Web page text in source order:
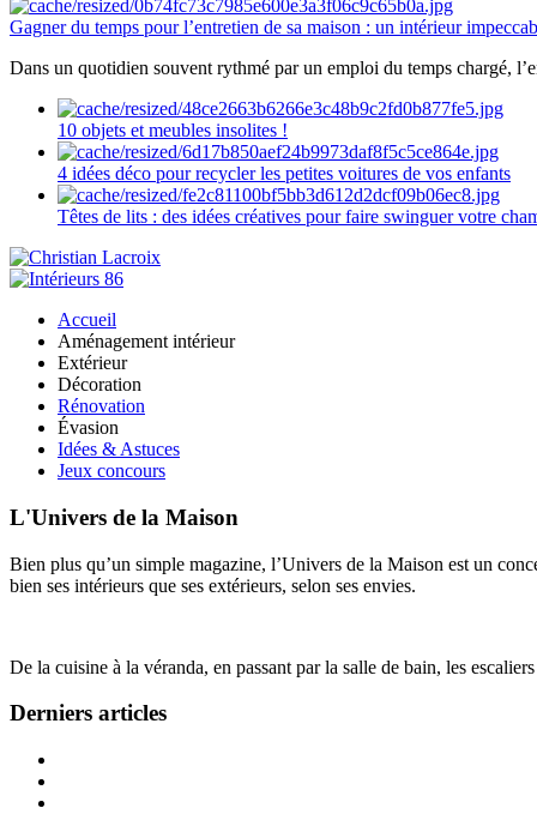
Gagner du temps pour l’entretien de sa maison : un intérieur
Dans un quotidien souvent rythmé par un emploi du temps chargé,
10 objets et meubles insolites !
4 idées déco pour recycler les petites voitures de vos enfants
Têtes de lits : des idées créatives pour faire swinguer votre
Accueil
Aménagement intérieur
Extérieur
Décoration
Rénovation
Évasion
Idées & Astuces
Jeux concours
L'Univers de la Maison
Bien plus qu’un simple magazine, l’Univers de la Maison est un
bien ses intérieurs que ses extérieurs, selon ses envies.
De la cuisine à la véranda, en passant par la salle de bain, les
Derniers articles